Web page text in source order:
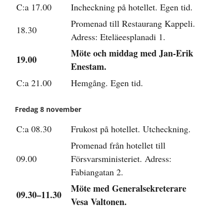
C:a 17.00
Incheckning på hotellet. Egen tid.
18.30
Promenad till Restaurang Kappeli.
Adress: Eteläeesplanadi 1.
19.00
Möte och middag med Jan-Erik
Enestam.
C:a 21.00 Hemgång. Egen tid.
Fredag 8 november
C:a 08.30 Frukost på hotellet. Utcheckning.
09.00
Promenad från hotellet till
Försvarsministeriet. Adress:
Fabiangatan 2.
09.30–11.30
Möte med Generalsekreterare
Vesa Valtonen.